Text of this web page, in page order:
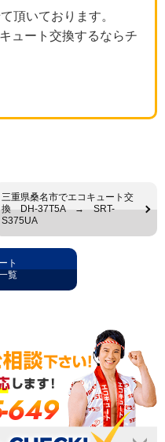
頂いております。
ュート交換するならチ
三重県桑名市でエコキュート交
換 DH-37T5A → SRT-
S375UA
ト
覧
649